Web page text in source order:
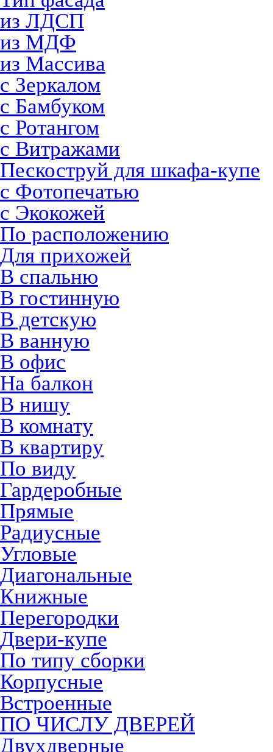
из ЛДСП
из МДФ
из Массива
с Зеркалом
с Бамбуком
с Ротангом
с Витражами
Пескоструй для шкафа-купе
с Фотопечатью
с Экокожей
По расположению
Для прихожей
В спальню
В гостинную
В детскую
В ванную
В офис
На балкон
В нишу
В комнату
В квартиру
По виду
Гардеробные
Прямые
Радиусные
Угловые
Диагональные
Книжные
Перегородки
Двери-купе
По типу сборки
Корпусные
Встроенные
ПО ЧИСЛУ ДВЕРЕЙ
Двухдверные